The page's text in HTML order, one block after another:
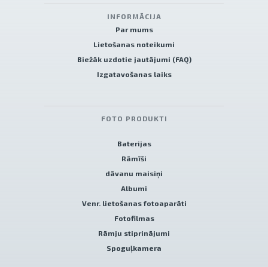
INFORMĀCIJA
Par mums
Lietošanas noteikumi
Biežāk uzdotie jautājumi (FAQ)
Izgatavošanas laiks
FOTO PRODUKTI
Baterijas
Rāmīši
dāvanu maisiņi
Albumi
Venr. lietošanas fotoaparāti
Fotofilmas
Rāmju stiprinājumi
Spoguļkamera